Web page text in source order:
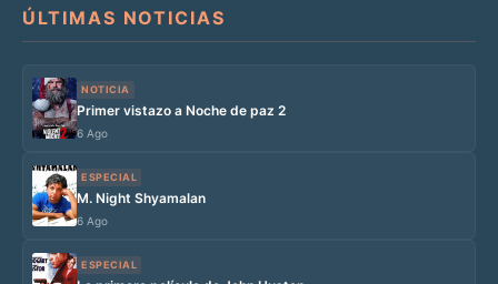
ÚLTIMAS NOTICIAS
NOTICIA
Primer vistazo a Noche de paz 2
6 Ago
ESPECIAL
M. Night Shyamalan
6 Ago
ESPECIAL